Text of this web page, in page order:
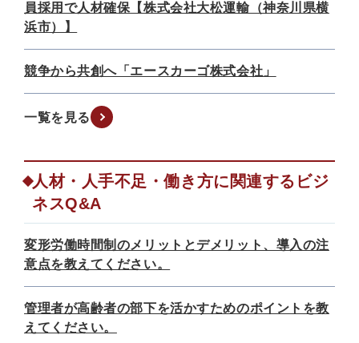
員採用で人材確保【株式会社大松運輸（神奈川県横
浜市）】
競争から共創へ「エースカーゴ株式会社」
一覧を見る
人材・人手不足・働き方に関連するビジ
ネスQ&A
変形労働時間制のメリットとデメリット、導入の注
意点を教えてください。
管理者が高齢者の部下を活かすためのポイントを教
えてください。